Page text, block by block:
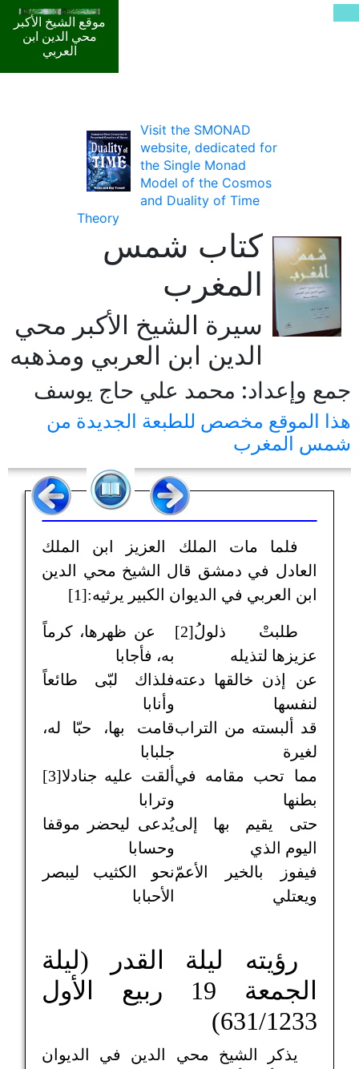
موقع الشيخ الأكبر
محي الدين ابن
العربي
Visit the SMONAD
website, dedicated for
the Single Monad
Model of the Cosmos
and Duality of Time
Theory
كتاب شمس
المغرب
سيرة الشيخ الأكبر محي
الدين ابن العربي ومذهبه
جمع وإعداد: محمد علي حاج يوسف
هذا الموقع مخصص للطبعة الجديدة من
شمس المغرب
فلما مات الملك العزيز ابن الملك
العادل في دمشق قال الشيخ محي الدين
ابن العربي في الديوان الكبير يرثيه:[1]
طلبتْ ذلولُ[2]
عزيزها لتذيله
عن إذن خالقها دعته
لنفسها
قد ألبسته من التراب
لغيرة
مما تحب مقامه في
بطنها
حتى يقيم بها إلى
اليوم الذي
فيفوز بالخير الأعمّ
ويعتلي
عن ظهرها، كرماً
به، فأجابا
فلذاك لبّى طائعاً
وأنابا
قامت بها، حبّا له،
جلبابا
ألقت عليه جنادلا[3]
وترابا
يُدعى ليحضر موقفا
وحسابا
نحو الكثيب ليبصر
الأحبابا
رؤيته ليلة القدر (ليلة
الجمعة 19 ربيع الأول
631/1233)
يذكر الشيخ محي الدين في الديوان